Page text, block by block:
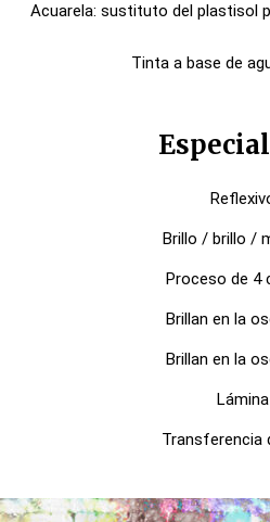
Acuarela: sustituto del plastisol
Tinta a base de
Brillo / brillo /
Proceso de 4
Brillan en la
Brillan en la
Lámina
Transferencia